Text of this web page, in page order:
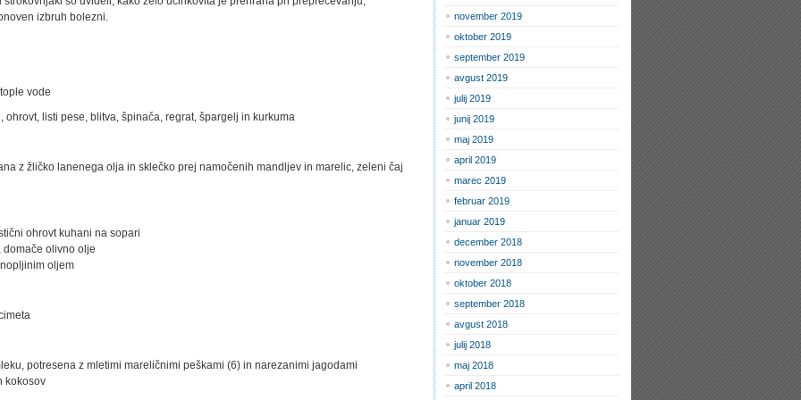
izbruh bolezni.
vode
ohrovt, listi pese, blitva, špinača, regrat, špargelj in kurkuma
z žličko lanenega olja in sklečko prej namočenih mandljev in marelic, zeleni čaj
ohrovt kuhani na sopari
olivno olje
oljem
potresena z mletimi mareličnimi peškami (6) in narezanimi jagodami
kokosov
november 2019
oktober 2019
september 2019
avgust 2019
julij 2019
junij 2019
maj 2019
april 2019
marec 2019
februar 2019
januar 2019
december 2018
november 2018
oktober 2018
september 2018
avgust 2018
julij 2018
maj 2018
april 2018